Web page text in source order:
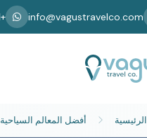
info@vagustravelco.com
+201143559911
الرئيسية أفضل المعالم السياحية